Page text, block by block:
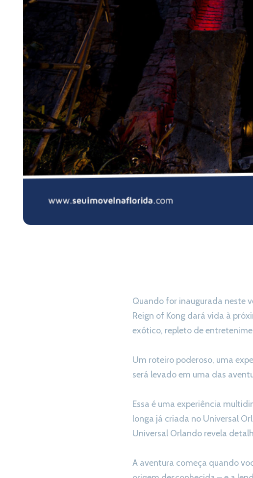
Quando for inaugurada neste
Reign of Kong dará vida à
exótico, repleto de
Um roteiro poderoso, uma
será levado em uma das
Essa é uma experiência
longa já criada no Universal
Universal Orlando revela
A aventura começa quando